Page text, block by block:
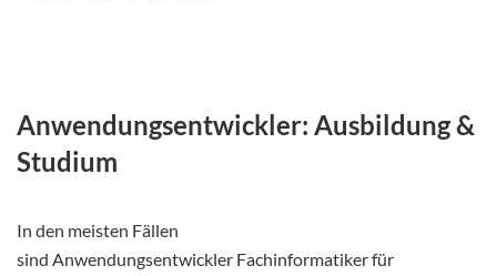
Anwendungsentwickler: Ausbildung &
Studium
In den meisten Fällen
sind Anwendungsentwickler Fachinformatiker für